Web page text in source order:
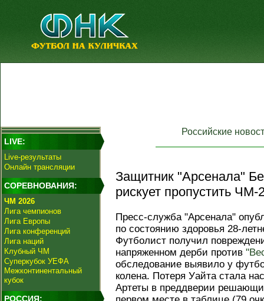
LIVE:
Live-результаты
Онлайн трансляции
СОРЕВНОВАНИЯ:
ЧМ 2026
Лига чемпионов
Лига Европы
Лига конференций
Лига наций
Клубный ЧМ
Суперкубок УЕФА
Межконтинентальный
кубок
РОССИЯ:
Российские
Защитник "Арсенала"
рискует пропустить ЧМ-
Пресс-служба "Арсенала"
по состоянию здоровья 28-
Футболист получил
напряженном дерби против
обследование выявило у
колена. Потеря Уайта стала
Артеты в преддверии